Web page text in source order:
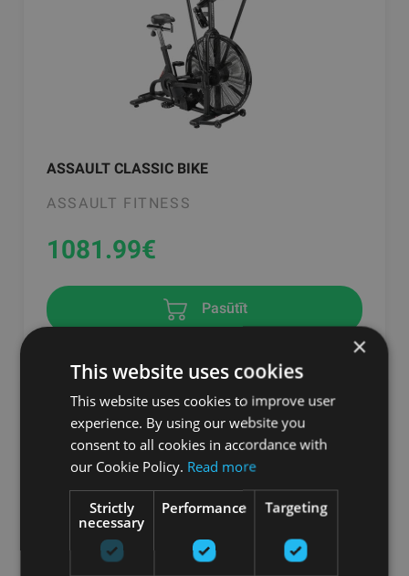
ASSAULT CLASSIC BIKE
ASSAULT FITNESS
1081.99€
Pasūtīt
×
This website uses cookies
This website uses cookies to improve user
experience. By using our website you
consent to all cookies in accordance with
our Cookie Policy. Read more
Strictly
necessary
Performance Targeting